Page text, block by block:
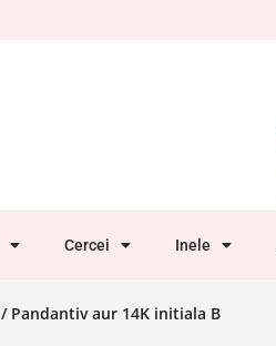
Cercei Inele
/ Pandantiv aur 14K initiala B